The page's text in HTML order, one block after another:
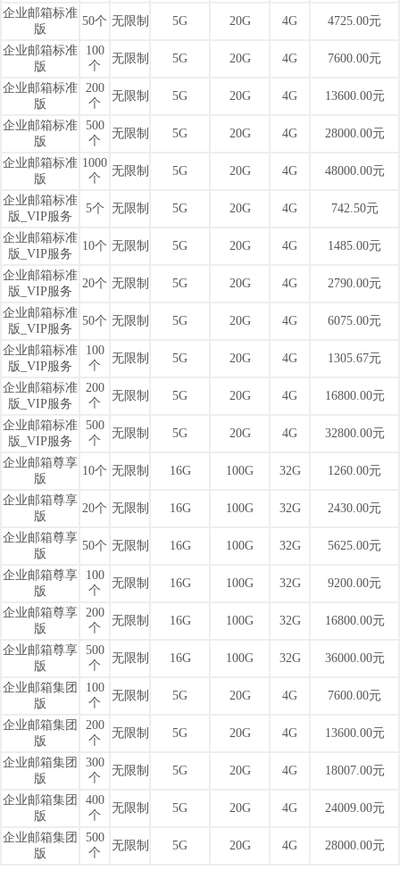
企业邮箱标准
版
50个 无限制 5G 20G 4G 4725.00元
企业邮箱标准
版
100
个
无限制 5G 20G 4G 7600.00元
企业邮箱标准
版
200
个
无限制 5G 20G 4G 13600.00元
企业邮箱标准
版
500
个
无限制 5G 20G 4G 28000.00元
企业邮箱标准
版
1000
个
无限制 5G 20G 4G 48000.00元
企业邮箱标准
版_VIP服务
5个 无限制 5G 20G 4G 742.50元
企业邮箱标准
版_VIP服务
10个 无限制 5G 20G 4G 1485.00元
企业邮箱标准
版_VIP服务
20个 无限制 5G 20G 4G 2790.00元
企业邮箱标准
版_VIP服务
50个 无限制 5G 20G 4G 6075.00元
企业邮箱标准
版_VIP服务
100
个
无限制 5G 20G 4G 1305.67元
企业邮箱标准
版_VIP服务
200
个
无限制 5G 20G 4G 16800.00元
企业邮箱标准
版_VIP服务
500
个
无限制 5G 20G 4G 32800.00元
企业邮箱尊享
版
10个 无限制 16G 100G 32G 1260.00元
企业邮箱尊享
版
20个 无限制 16G 100G 32G 2430.00元
企业邮箱尊享
版
50个 无限制 16G 100G 32G 5625.00元
企业邮箱尊享
版
100
个
无限制 16G 100G 32G 9200.00元
企业邮箱尊享
版
200
个
无限制 16G 100G 32G 16800.00元
企业邮箱尊享
版
500
个
无限制 16G 100G 32G 36000.00元
企业邮箱集团
版
100
个
无限制 5G 20G 4G 7600.00元
企业邮箱集团
版
200
个
无限制 5G 20G 4G 13600.00元
企业邮箱集团
版
300
个
无限制 5G 20G 4G 18007.00元
企业邮箱集团
版
400
个
无限制 5G 20G 4G 24009.00元
企业邮箱集团
版
500
个
无限制 5G 20G 4G 28000.00元